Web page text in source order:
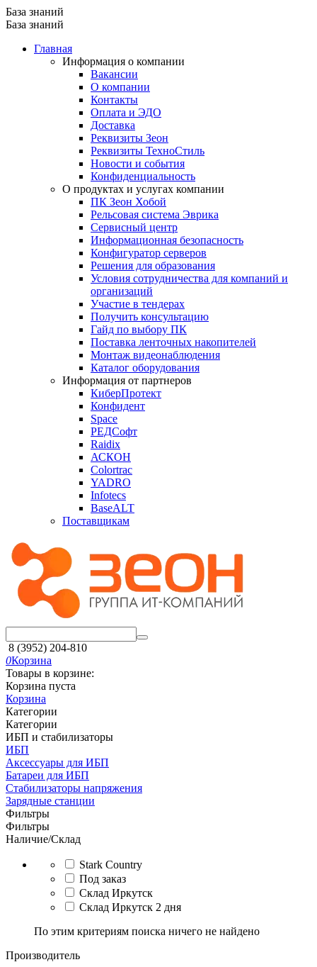
База знаний
База знаний
Главная
Информация о компании
Вакансии
О компании
Контакты
Оплата и ЭДО
Доставка
Реквизиты Зеон
Реквизиты ТехноСтиль
Новости и события
Конфиденциальность
О продуктах и услугах компании
ПК Зеон Хобой
Рельсовая система Эврика
Сервисный центр
Информационная безопасность
Конфигуратор серверов
Решения для образования
Условия сотрудничества для компаний и
организаций
Участие в тендерах
Получить консультацию
Гайд по выбору ПК
Поставка ленточных накопителей
Монтаж видеонаблюдения
Каталог оборудования
Информация от партнеров
КиберПротект
Конфидент
Space
РЕДСофт
Raidix
АСКОН
Colortrac
YADRO
Infotecs
BaseALT
Поставщикам
8 (3952) 204-810
0Корзина
Товары в корзине:
Корзина пуста
Корзина
Категории
Категории
ИБП и стабилизаторы
ИБП
Аксессуары для ИБП
Батареи для ИБП
Стабилизаторы напряжения
Зарядные станции
Фильтры
Фильтры
Наличие/Склад
Stark Country
Под заказ
Склад Иркутск
Склад Иркутск 2 дня
По этим критериям поиска ничего не найдено
Производитель